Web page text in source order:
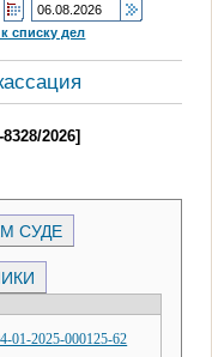
списку дел
2026]
СУДЕ
01-2025-000125-62